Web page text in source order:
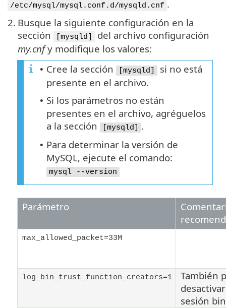
/etc/mysql/mysql.conf.d/mysqld.cnf .
2. Busque la siguiente configuración en la
sección
[mysqld]
del archivo configuración
my.cnfy modifique los valores:
• Cree la sección [mysqld]
si no está
presente en el archivo.
• Si los parámetros no están
presentes en el archivo, agréguelos
a la sección
[mysqld] .
• Para determinar la versión de
MySQL, ejecute el comando:
mysql --version
Parámetro
max_allowed_packet=33M
log_bin_trust_function_creators=1
También
sesión